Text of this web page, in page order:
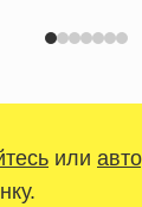
или